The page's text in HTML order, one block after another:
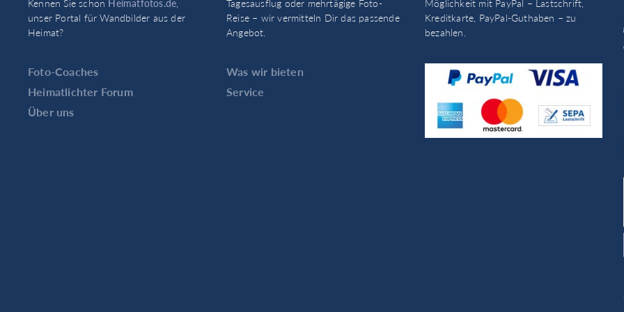
Kennen Sie schon Heimatfotos.de,
unser Portal für Wandbilder aus der
Heimat?
Foto-Coaches
Heimatlichter Forum
Über uns
Tagesausflug oder mehrtägige Foto-
Reise – wir vermitteln Dir das passende
Angebot.
Was wir bieten
Service
Möglichkeit mit PayPal – Lastschrift,
Kreditkarte, PayPal-Guthaben – zu
bezahlen.
e
i